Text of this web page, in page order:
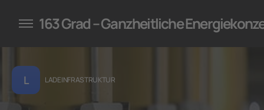
für Unternehmen
163 Grad – Ganzheitliche
L LADEINFRASTRUKTUR